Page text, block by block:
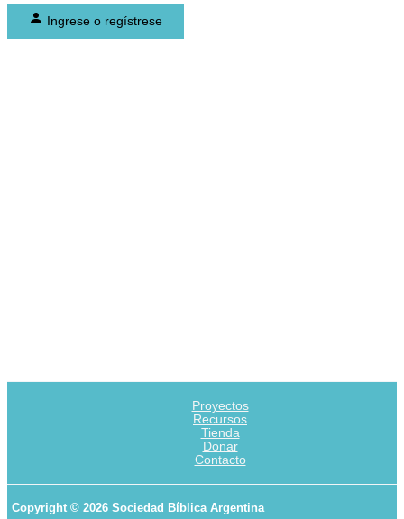
Ingrese o regístrese
Proyectos
Recursos
Tienda
Donar
Contacto
Copyright © 2026 Sociedad Bíblica Argentina